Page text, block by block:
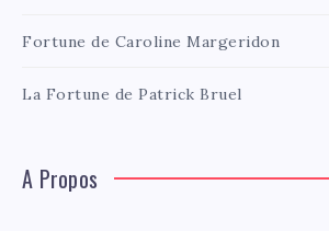
Fortune de Caroline Margeridon
La Fortune de Patrick Bruel
A Propos